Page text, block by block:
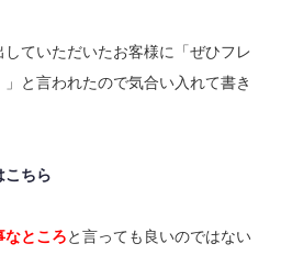
ていただいたお客様に「ぜひフレ
と言われたので気合い入れて書き
こちら
なところと言っても良いのではない